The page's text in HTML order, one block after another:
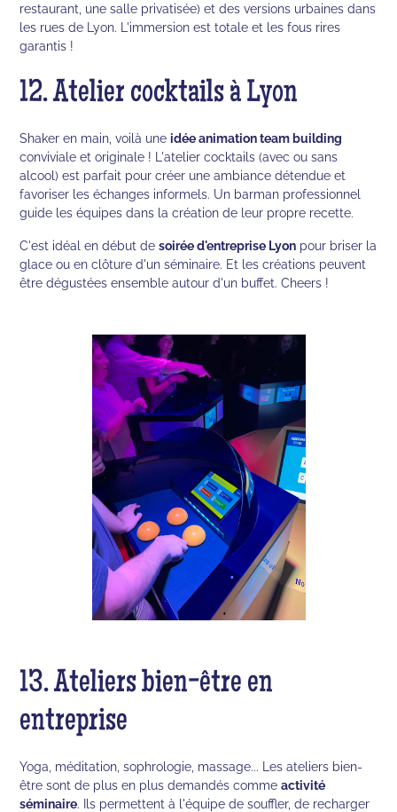
restaurant, une salle privatisée) et des versions urbaines dans
les rues de Lyon. L'immersion est totale et les fous rires
garantis !
12. Atelier cocktails à Lyon
Shaker en main, voilà uneidée animation team building
conviviale et originale ! L'atelier cocktails (avec ou sans
alcool) est parfait pour créer une ambiance détendue et
favoriser les échanges informels. Un barman professionnel
guide les équipes dans la création de leur propre recette.
C'est idéal en début desoirée d'entreprise Lyon pour briser la
glace ou en clôture d'un séminaire. Et les créations peuvent
être dégustées ensemble autour d'un buffet. Cheers !
13. Ateliers bien-être en
entreprise
Yoga, méditation, sophrologie, massage... Les ateliers bien-
être sont de plus en plus demandés commeactivité
séminaire. Ils permettent à l'équipe de souffler, de recharger